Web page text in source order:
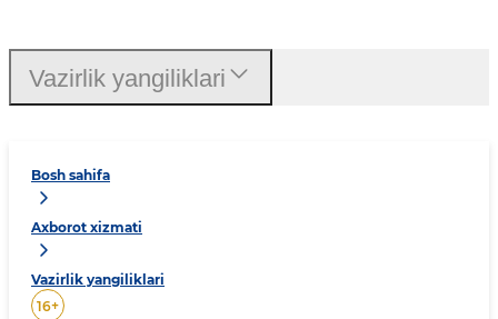
Bosh sahifa
Axborot xizmati
Vazirlik yangiliklari
16+
Vazirlik yangiliklari